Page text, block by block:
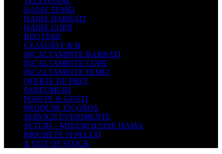
HAINE FEMEI
HAINE BARBATI
HAINE COPII
BIJUTERII
CEASURI F & B
INCALTAMINTE BARBATI
INCALTAMINTE COPII
INCALTAMINTE FEMEI
OFERTE DE PRET
PARFUMURI
POSETE & GENTI
PRODUSE EN-GROS
SERVICII EVENIMENTE
SETURI – MIXURI HAINE DAMA
BRICHETE SI PELETI
X OUT OF STOCK